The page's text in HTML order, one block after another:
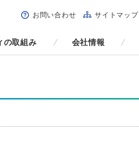
の取組み 会社情報
お問い合わせ サイトマップ